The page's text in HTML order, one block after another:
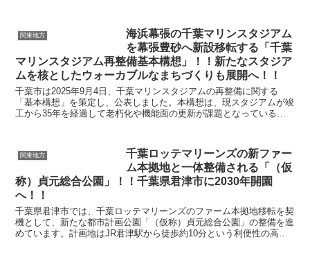
関東地方
海浜幕張の千葉マリンスタジアム
を幕張豊砂へ新設移転する「千葉
マリンスタジアム再整備基本構想」！！新たなスタジア
ムを核としたウォーカブルなまちづくりも展開へ！！
千葉市は2025年9月4日、千葉マリンスタジアムの再整備に関する
「基本構想」を策定し、公表しました。本構想は、現スタジアムが竣
工から35年を経過して老朽化や機能面の更新が課題となっているこ
関東地方
千葉ロッテマリーンズの新ファー
ム本拠地と一体整備される「（仮
称）貞元総合公園」！！千葉県君津市に2030年開園
へ！！
千葉県君津市では、千葉ロッテマリーンズのファーム本拠地移転を契
機として、新たな都市計画公園「（仮称）貞元総合公園」の整備を進
めています。計画地はJR君津駅から徒歩約10分という利便性の高い